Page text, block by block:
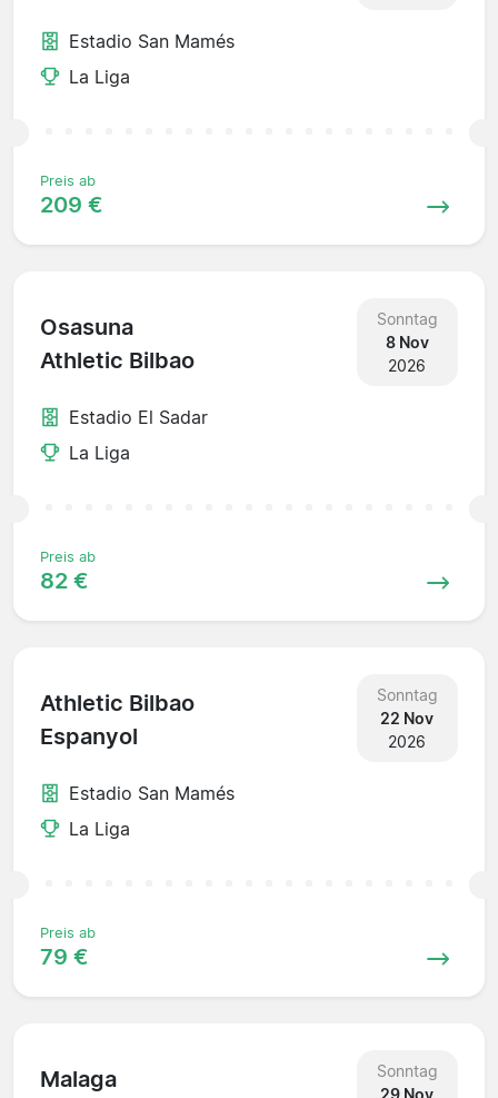
Estadio San Mamés
La Liga
Preis ab
209 €
Osasuna
Athletic Bilbao
Sonntag
8 Nov
2026
Estadio El Sadar
La Liga
Preis ab
82 €
Athletic Bilbao
Espanyol
Sonntag
22 Nov
2026
Estadio San Mamés
La Liga
Preis ab
79 €
Malaga
Sonntag
29 Nov